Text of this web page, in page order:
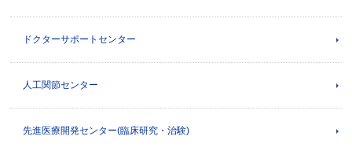
ドクターサポートセンター
人工関節センター
先進医療開発センター(臨床研究・治験)